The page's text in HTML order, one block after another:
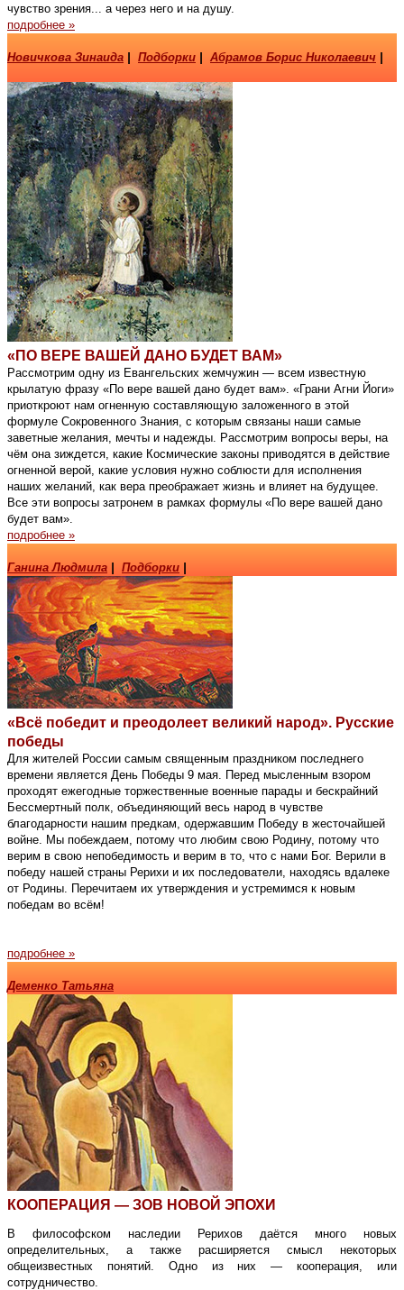
чувство зрения... а через него и на душу.
подробнее »
Новичкова Зинаида Подборки Абрамов Борис Николаевич
«ПО ВЕРЕ ВАШЕЙ ДАНО БУДЕТ ВАМ»
Рассмотрим одну из Евангельских жемчужин — всем известную
крылатую фразу «По вере вашей дано будет вам». «Грани Агни Йоги»
приоткроют нам огненную составляющую заложенного в этой
формуле Сокровенного Знания, с которым связаны наши самые
заветные желания, мечты и надежды. Рассмотрим вопросы веры, на
чём она зиждется, какие Космические законы приводятся в действие
огненной верой, какие условия нужно соблюсти для исполнения
наших желаний, как вера преображает жизнь и влияет на будущее.
Все эти вопросы затронем в рамках формулы «По вере вашей дано
будет вам».
подробнее »
Ганина Людмила Подборки
«Всё победит и преодолеет великий народ». Русские
победы
Для жителей России самым священным праздником последнего
времени является День Победы 9 мая. Перед мысленным взором
проходят ежегодные торжественные военные парады и бескрайний
Бессмертный полк, объединяющий весь народ в чувстве
благодарности нашим предкам, одержавшим Победу в жесточайшей
войне. Мы побеждаем, потому что любим свою Родину, потому что
верим в свою непобедимость и верим в то, что с нами Бог. Верили в
победу нашей страны Рерихи и их последователи, находясь вдалеке
от Родины. Перечитаем их утверждения и устремимся к новым
победам во всём!
подробнее »
Деменко Татьяна
КООПЕРАЦИЯ — ЗОВ НОВОЙ ЭПОХИ
В философском наследии Рерихов даётся много новых
определительных, а также расширяется смысл некоторых
общеизвестных понятий. Одно из них — кооперация, или
сотрудничество.